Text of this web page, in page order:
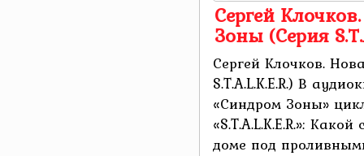
Сергей
Зоны (Серия
Сергей Клочков.
S.T.A.L.K.E.R.) В
«Синдром Зоны»
«S.T.A.L.K.E.R.»:
доме под